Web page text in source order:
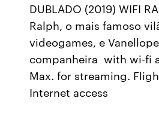
DUBLADO (2019) WIFI
Ralph, o mais famoso
videogames, e
companheira with wi-fi
Max. for streaming.
Internet access